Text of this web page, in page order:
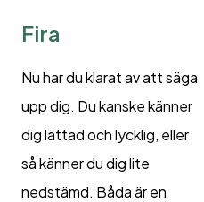
Fira
Nu har du klarat av att säga
upp dig. Du kanske känner
dig lättad och lycklig, eller
så känner du dig lite
nedstämd. Båda är en